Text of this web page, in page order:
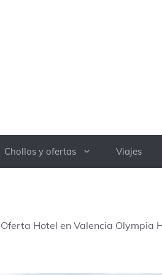
Chollos y ofertas Viajes
Oferta Hotel en Valencia Olympia